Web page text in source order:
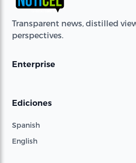
Transparent news, distilled
perspectives.
Enterprise
Ediciones
Spanish
English